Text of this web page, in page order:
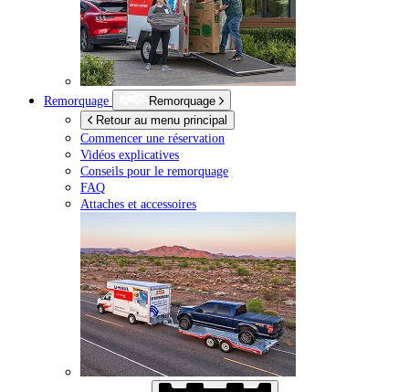
Remorquage
Remorquage
Retour au menu principal
Commencer une réservation
Vidéos explicatives
Conseils pour le remorquage
FAQ
Attaches et accessoires